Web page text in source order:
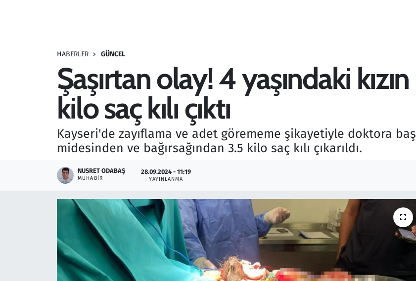
HABERLER GÜNCEL
Şaşırtan olay! 4 yaşındaki
kilo saç kılı çıktı
Kayseri'de zayıflama ve adet görememe şikayetiyle doktora
midesinden ve bağırsağından 3.5 kilo saç kılı çıkarıldı.
NUSRET ODABAŞ
MUHABIR
28.09.2024 - 11:19
YAYINLANMA
Savunma Sanayi
Teknoloji ve Bilim
Televizyon